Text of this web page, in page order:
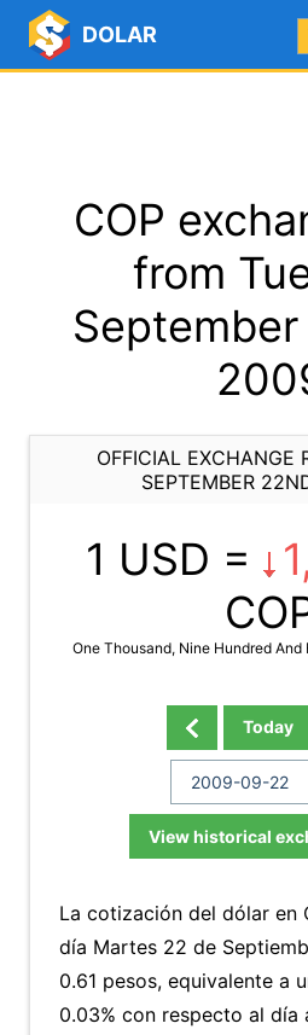
DOLAR
COP
from
OFFICIAL EXCHANGE
SEPTEMBER
1 USD =
One Thousand, Nine Hundred
Today
View historical
La cotización del dólar en
día Martes 22 de
0.61 pesos, equivalente a
0.03% con respecto al día